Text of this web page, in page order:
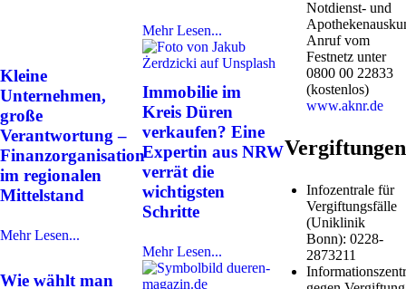
Mehr Lesen...
Kleine
Unternehmen,
große
Verantwortung –
Finanzorganisation
im regionalen
Mittelstand
Mehr Lesen...
Immobilie im
Kreis Düren
verkaufen? Eine
Expertin aus NRW
verrät die
wichtigsten
Schritte
Mehr Lesen...
Wie wählt man
Notdienst- und
Anruf vom
Festnetz unter
0800 00 22833
(kostenlos)
www.aknr.de
Vergiftungen
Infozentrale für
Vergiftungsfälle
(Uniklinik
Bonn): 0228-
2873211